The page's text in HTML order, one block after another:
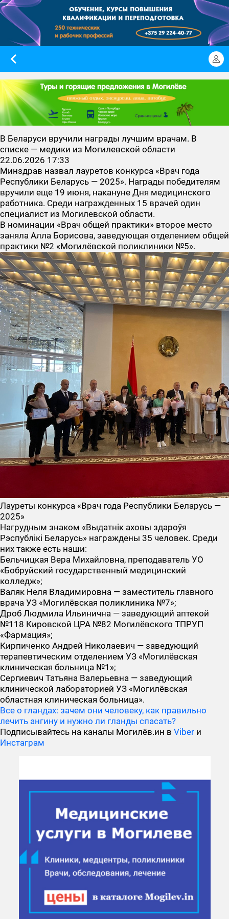
В Беларуси вручили награды лучшим врачам. В
списке — медики из Могилевской области
22.06.2026 17:33
Минздрав назвал лауретов конкурса «Врач года
Республики Беларусь — 2025». Награды победителям
вручили еще 19 июня, накануне Дня медицинского
работника. Среди награжденных 15 врачей один
специалист из Могилевской области.
В номинации «Врач общей практики» второе место
заняла Алла Борисова, заведующая отделением общей
практики №2 «Могилёвской поликлиники №5».
Лауреты конкурса «Врач года Республики Беларусь —
2025»
Нагрудным знаком «Выдатнік аховы здароўя
Рэспублікі Беларусь» награждены 35 человек. Среди
них также есть наши:
Бельчицкая Вера Михайловна, преподаватель УО
«Бобруйский государственный медицинский
колледж»;
Валяк Неля Владимировна — заместитель главного
врача УЗ «Могилёвская поликлиника №7»;
Дроб Людмила Ильинична — заведующий аптекой
№118 Кировской ЦРА №82 Могилёвского ТПРУП
«Фармация»;
Кирпиченко Андрей Николаевич — заведующий
терапевтическим отделением УЗ «Могилёвская
клиническая больница №1»;
Сергиевич Татьяна Валерьевна — заведующий
клинической лабораторией УЗ «Могилёвская
областная клиническая больница».
Все о гландах: зачем они человеку, как правильно
лечить ангину и нужно ли гланды спасать?
Подписывайтесь на каналы Могилёв.ин в Viber и
Инстаграм